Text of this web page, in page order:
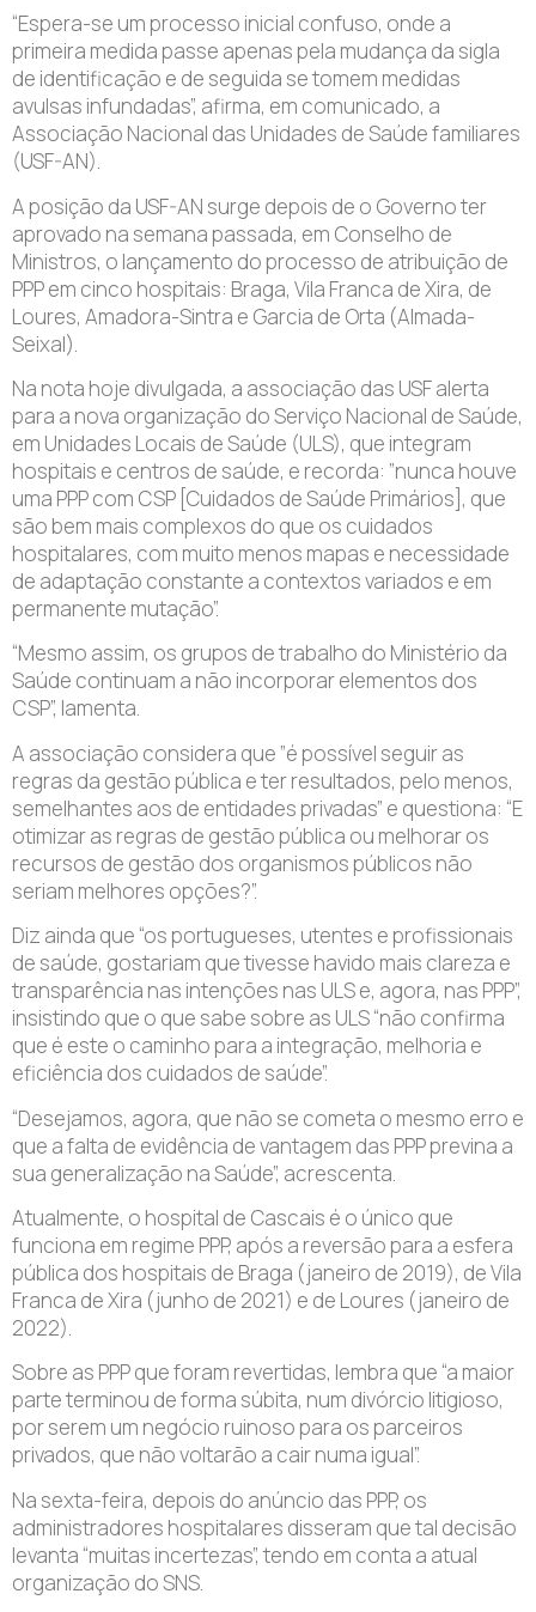
“Espera-se um processo inicial confuso, onde a
primeira medida passe apenas pela mudança da sigla
de identificação e de seguida se tomem medidas
avulsas infundadas”, afirma, em comunicado, a
Associação Nacional das Unidades de Saúde familiares
(USF-AN).
A posição da USF-AN surge depois de o Governo ter
aprovado na semana passada, em Conselho de
Ministros, o lançamento do processo de atribuição de
PPP em cinco hospitais: Braga, Vila Franca de Xira, de
Loures, Amadora-Sintra e Garcia de Orta (Almada-
Seixal).
Na nota hoje divulgada, a associação das USF alerta
para a nova organização do Serviço Nacional de Saúde,
em Unidades Locais de Saúde (ULS), que integram
hospitais e centros de saúde, e recorda: ”nunca houve
uma PPP com CSP [Cuidados de Saúde Primários], que
são bem mais complexos do que os cuidados
hospitalares, com muito menos mapas e necessidade
de adaptação constante a contextos variados e em
permanente mutação”.
“Mesmo assim, os grupos de trabalho do Ministério da
Saúde continuam a não incorporar elementos dos
CSP”, lamenta.
A associação considera que ”é possível seguir as
regras da gestão pública e ter resultados, pelo menos,
semelhantes aos de entidades privadas” e questiona: “E
otimizar as regras de gestão pública ou melhorar os
recursos de gestão dos organismos públicos não
seriam melhores opções?”.
Diz ainda que “os portugueses, utentes e profissionais
de saúde, gostariam que tivesse havido mais clareza e
transparência nas intenções nas ULS e, agora, nas PPP”,
insistindo que o que sabe sobre as ULS “não confirma
que é este o caminho para a integração, melhoria e
eficiência dos cuidados de saúde”.
“Desejamos, agora, que não se cometa o mesmo erro e
que a falta de evidência de vantagem das PPP previna a
sua generalização na Saúde”, acrescenta.
Atualmente, o hospital de Cascais é o único que
funciona em regime PPP, após a reversão para a esfera
pública dos hospitais de Braga (janeiro de 2019), de Vila
Franca de Xira (junho de 2021) e de Loures (janeiro de
2022).
Sobre as PPP que foram revertidas, lembra que “a maior
parte terminou de forma súbita, num divórcio litigioso,
por serem um negócio ruinoso para os parceiros
privados, que não voltarão a cair numa igual”.
Na sexta-feira, depois do anúncio das PPP, os
administradores hospitalares disseram que tal decisão
levanta “muitas incertezas”, tendo em conta a atual
organização do SNS.